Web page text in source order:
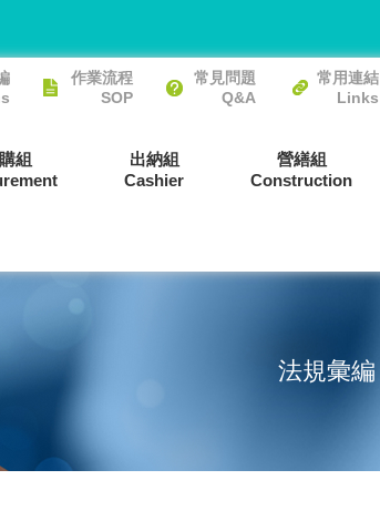
作業流程
SOP
常見問題
Q&A
常用連結
Links
組
出納組
Cashier
營繕組
Construction
法規彙編